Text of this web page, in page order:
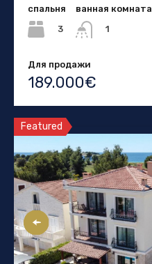
спальня
3
ванная комната
1
Для продажи
189.000€
Featured